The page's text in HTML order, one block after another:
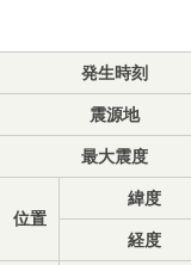
発生時刻
震源地
最大震度
位置
緯度
経度